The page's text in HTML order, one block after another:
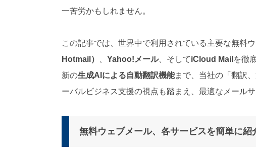
）
一苦労かもしれません。
この記事では、世界中で利用されている主要な無料ウ
Hotmail）
Yahoo!メール、そしてiCloud Mail を徹
新の生成AIによる自動翻訳機能まで、当社の「翻訳
ーバルビジネス支援の視点も踏まえ、最適なメール
無料ウェブメール、各サービスを簡単に紹